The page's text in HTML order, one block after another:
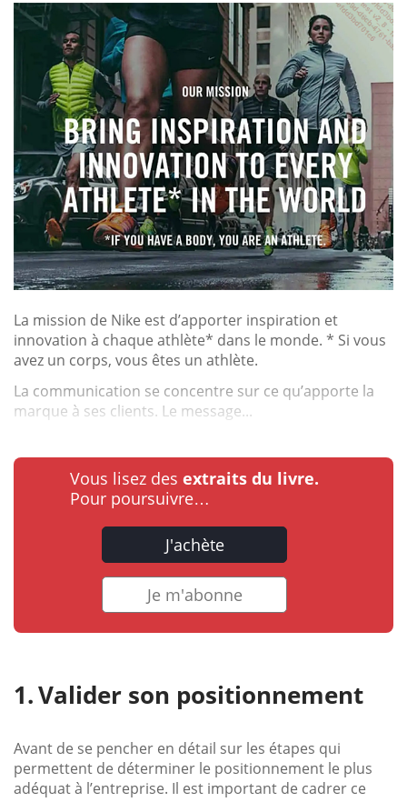
La mission de Nike est d’apporter inspiration et
innovation à chaque athlète* dans le monde. * Si vous
avez un corps, vous êtes un athlète.
La communication se concentre sur ce qu’apporte la
marque à ses clients. Le message...
Vous lisez des extraits du livre.
Pour poursuivre…
J'achète
Je m'abonne
Valider son positionnement
Avant de se pencher en détail sur les étapes qui
permettent de déterminer le positionnement le plus
adéquat à l’entreprise. Il est important de cadrer ce